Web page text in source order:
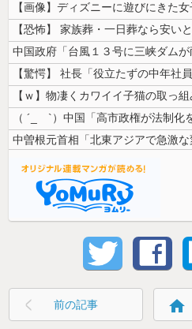
【ｗ】物凄くカワイイ子猫の取っ組
中曽根元首相「北東アジアで急激
前の記事 home